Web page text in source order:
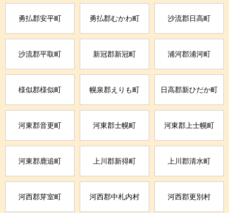
勇払郡安平町 勇払郡むかわ町 沙流郡日高町
沙流郡平取町 新冠郡新冠町 浦河郡浦河町
様似郡様似町 幌泉郡えりも町 日高郡新ひだか町
河東郡音更町 河東郡士幌町 河東郡上士幌町
河東郡鹿追町 上川郡新得町 上川郡清水町
河西郡芽室町 河西郡中札内村 河西郡更別村